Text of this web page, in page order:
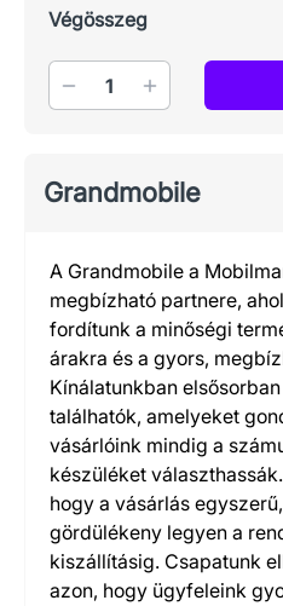
Végösszeg
Mennyiség
Grandmobile
A Grandmobile a
megbízható partnere,
fordítunk a minőségi
árakra és a gyors,
Kínálatunkban
találhatók, amelyeket
vásárlóink mindig a
készüléket
hogy a vásárlás
gördülékeny legyen a
kiszállításig. Csapatunk
azon, hogy ügyfeleink